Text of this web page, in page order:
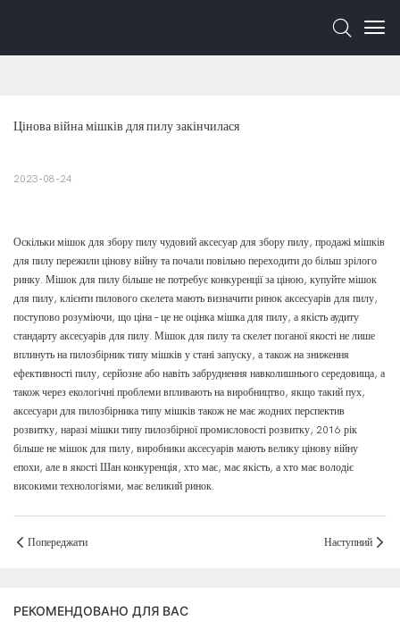
Цінова війна мішків для пилу закінчилася
2023-08-24
Оскільки мішок для збору пилу чудовий аксесуар для збору пилу, продажі мішків
для пилу пережили цінову війну та почали повільно переходити до більш зрілого
ринку. Мішок для пилу більше не потребує конкуренції за ціною, купуйте мішок
для пилу, клієнти пилового скелета мають визначити ринок аксесуарів для пилу,
поступово розуміючи, що ціна – це не оцінка мішка для пилу, а якість аудиту
стандарту аксесуарів для пилу. Мішок для пилу та скелет поганої якості не лише
вплинуть на пилозбірник типу мішків у стані запуску, а також на зниження
ефективності пилу, серйозне або навіть забруднення навколишнього середовища, а
також через екологічні проблеми впливають на виробництво, якщо такий пух,
аксесуари для пилозбірника типу мішків також не має жодних перспектив
розвитку, наразі мішки типу пилозбірної промисловості розвитку, 2016 рік
більше не мішок для пилу, виробники аксесуарів мають велику цінову війну
епохи, але в якості Шан конкуренція, хто має, має якість, а хто має володіє
високими технологіями, має великий ринок.
Попереджати Наступний
РЕКОМЕНДОВАНО ДЛЯ ВАС